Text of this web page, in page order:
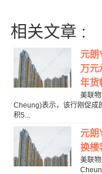
相关文章 :
元朗
万元
年货
美联
Cheung)表示，该行刚促成
积5...
元朗
换楼
美联